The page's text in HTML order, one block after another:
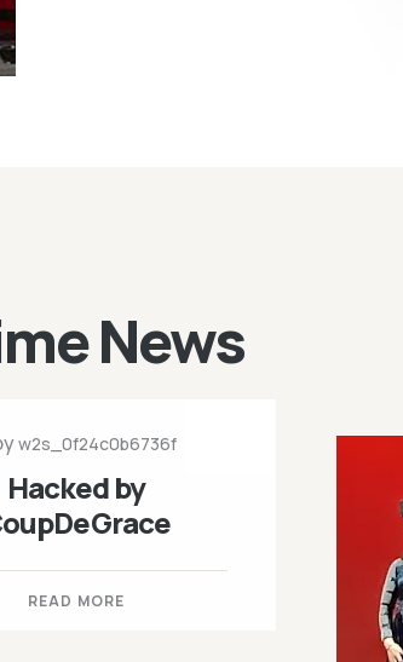
News
w2s_0f24c0b6736f
Hacked by
READ MORE